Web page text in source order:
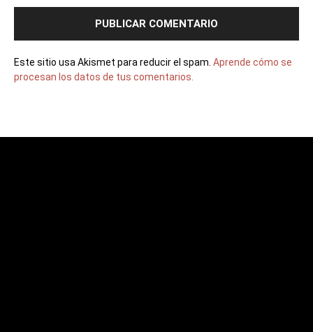
Este sitio usa Akismet para reducir el spam. Aprende cómo se
procesan los datos de tus comentarios.